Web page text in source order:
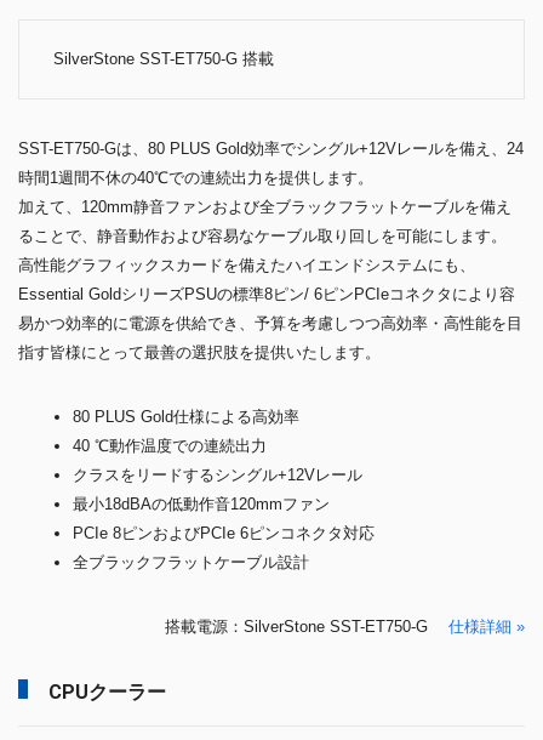
SilverStone SST-ET750-G 搭載
SST-ET750-Gは、80 PLUS Gold効率でシングル+12Vレールを備え、24
時間1週間不休の40℃での連続出力を提供します。
加えて、120mm静音ファンおよび全ブラックフラットケーブルを備え
ることで、静音動作および容易なケーブル取り回しを可能にします。
高性能グラフィックスカードを備えたハイエンドシステムにも、
Essential GoldシリーズPSUの標準8ピン/ 6ピンPCIeコネクタにより容
易かつ効率的に電源を供給でき、予算を考慮しつつ高効率・高性能を目
指す皆様にとって最善の選択肢を提供いたします。
80 PLUS Gold仕様による高効率
40 ℃動作温度での連続出力
クラスをリードするシングル+12Vレール
最小18dBAの低動作音120mmファン
PCIe 8ピンおよびPCIe 6ピンコネクタ対応
全ブラックフラットケーブル設計
搭載電源：SilverStone SST-ET750-G 仕様詳細 »
CPUクーラー